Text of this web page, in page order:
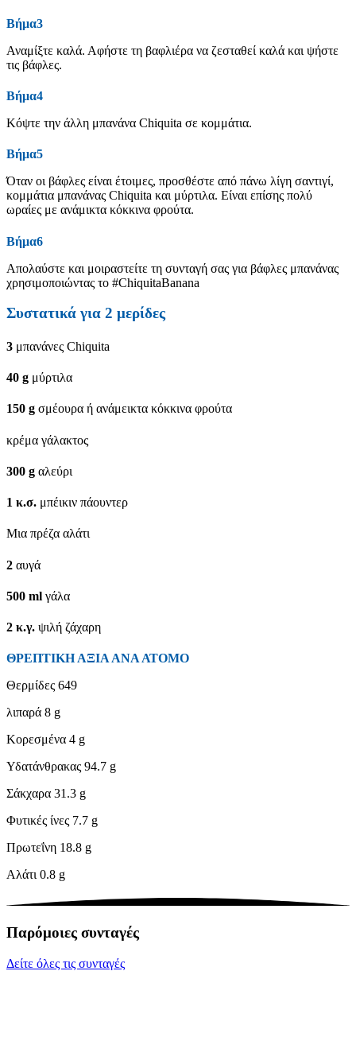
Βήμα3
Αναμίξτε καλά. Αφήστε τη βαφλιέρα να ζεσταθεί καλά και ψήστε
τις βάφλες.
Βήμα4
Κόψτε την άλλη μπανάνα Chiquita σε κομμάτια.
Βήμα5
Όταν οι βάφλες είναι έτοιμες, προσθέστε από πάνω λίγη σαντιγί,
κομμάτια μπανάνας Chiquita και μύρτιλα. Είναι επίσης πολύ
ωραίες με ανάμικτα κόκκινα φρούτα.
Βήμα6
Απολαύστε και μοιραστείτε τη συνταγή σας για βάφλες μπανάνας
χρησιμοποιώντας το #ChiquitaBanana
Συστατικά για 2 μερίδες
3 μπανάνες Chiquita
40 g μύρτιλα
150 g σμέουρα ή ανάμεικτα κόκκινα φρούτα
κρέμα γάλακτος
300 g αλεύρι
1 κ.σ. μπέικιν πάουντερ
Μια πρέζα αλάτι
2 αυγά
500 ml γάλα
2 κ.γ. ψιλή ζάχαρη
ΘΡΕΠΤΙΚΗ ΑΞΙΑ ΑΝΑ ΑΤΟΜΟ
Θερμίδες 649
λιπαρά 8 g
Κορεσμένα 4 g
Υδατάνθρακας 94.7 g
Σάκχαρα 31.3 g
Φυτικές ίνες 7.7 g
Πρωτεΐνη 18.8 g
Αλάτι 0.8 g
Παρόμοιες συνταγές
Δείτε όλες τις συνταγές